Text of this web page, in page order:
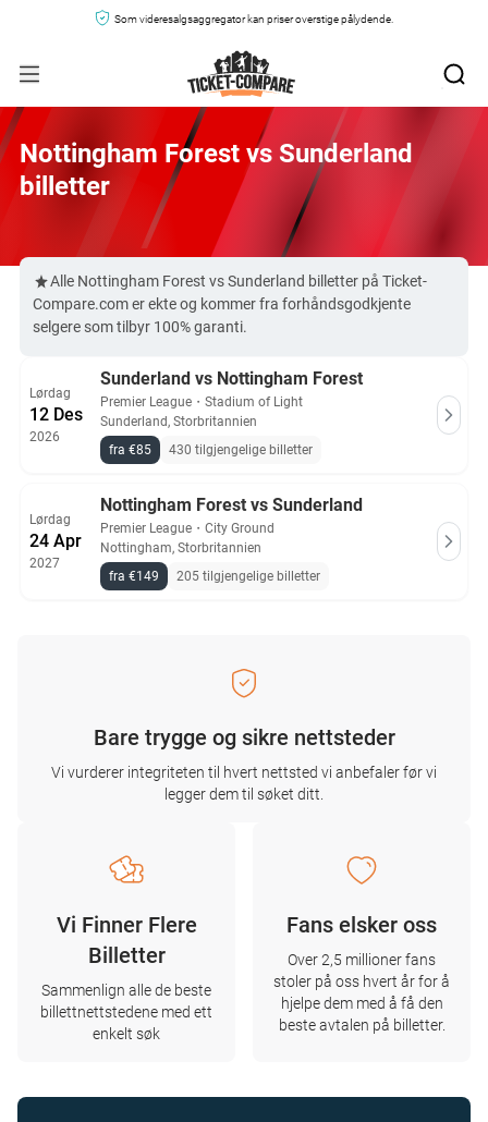
Som videresalgsaggregator kan priser overstige pålydende.
Nottingham Forest vs Sunderland
billetter
Alle Nottingham Forest vs Sunderland billetter på Ticket-
Compare.com er ekte og kommer fra forhåndsgodkjente
selgere som tilbyr 100% garanti.
Lørdag
12 Des
2026
Sunderland vs Nottingham Forest
Premier League ・ Stadium of Light
Sunderland, Storbritannien
fra €85
430 tilgjengelige billetter
Lørdag
24 Apr
2027
Nottingham Forest vs Sunderland
Premier League ・ City Ground
Nottingham, Storbritannien
fra €149
205 tilgjengelige billetter
Bare trygge og sikre nettsteder
Vi vurderer integriteten til hvert nettsted vi anbefaler før vi
legger dem til søket ditt.
Vi Finner Flere
Billetter
Sammenlign alle de beste
billettnettstedene med ett
enkelt søk
Fans elsker oss
Over 2,5 millioner fans
stoler på oss hvert år for å
hjelpe dem med å få den
beste avtalen på billetter.